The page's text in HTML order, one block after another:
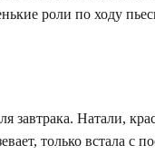
роли по ходу
завтрака. Натали,
только встала с